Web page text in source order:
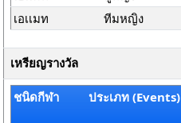
เอเเมท
ทีมหญิง
เหรียญรางวัล
ชนิดกีฬา ประเภท (Events)